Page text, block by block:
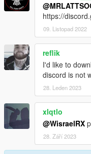
https://
09. Listopad 2022
reflik
I'd like to
discord is not
28. Leden 2023
xlqtlo
@WisraelRX
28. Září 2023